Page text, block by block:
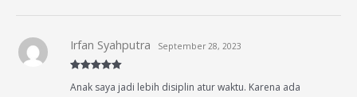
of 5
Irfan Syahputra September 28, 2023
Anak saya jadi lebih disiplin atur waktu. Karena ada